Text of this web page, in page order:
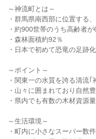
～神流町とは～
・群馬県南西部に位置する
・約900世帯のうち高齢者が
・森林面積約92％
・日本で初めて恐竜の足跡
～ポイント～
・関東一の水質を誇る清流｢
・山々に囲まれており自然
・県内でも有数の木材資源
～生活環境～
・町内に小さなスーパー数件